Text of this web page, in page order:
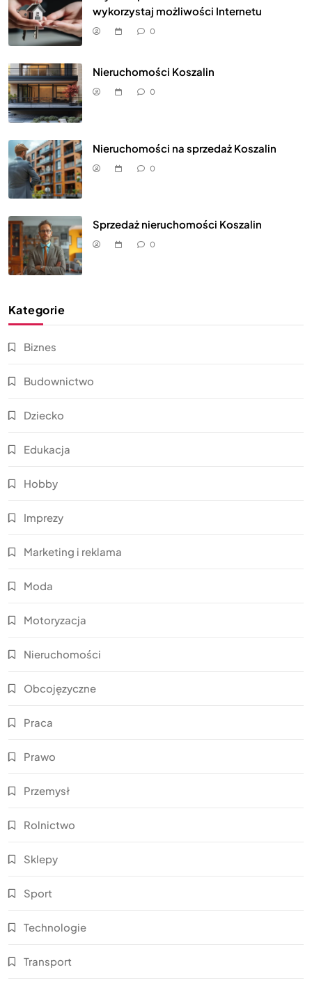
wykorzystaj możliwości Internetu
0
Nieruchomości Koszalin
0
Nieruchomości na sprzedaż Koszalin
0
Sprzedaż nieruchomości Koszalin
0
Kategorie
Biznes
Budownictwo
Dziecko
Edukacja
Hobby
Imprezy
Marketing i reklama
Moda
Motoryzacja
Nieruchomości
Obcojęzyczne
Praca
Prawo
Przemysł
Rolnictwo
Sklepy
Sport
Technologie
Transport